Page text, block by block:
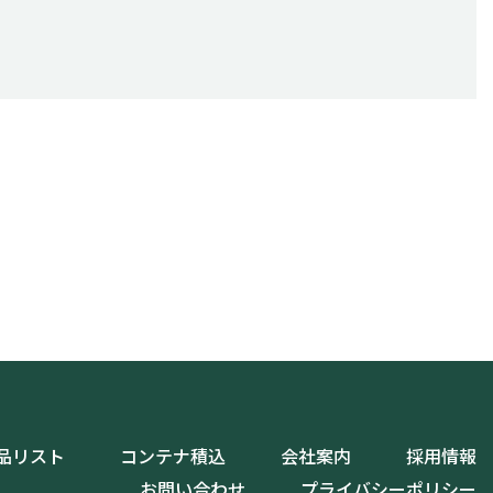
リスト コンテナ積込 会社案内
採用情報